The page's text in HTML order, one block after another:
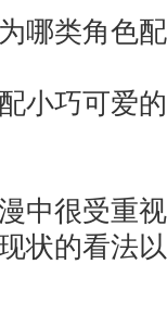
类角色
巧可爱的
很受重视
状的看法